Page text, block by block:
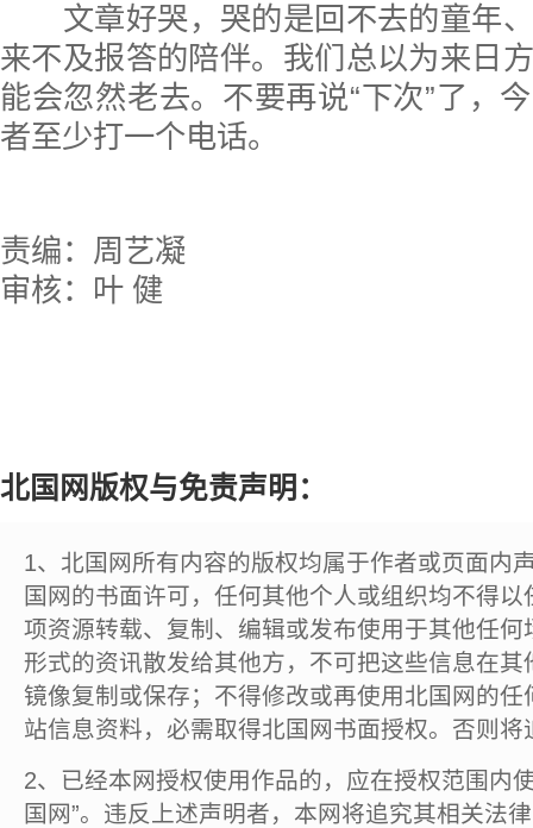
文章好哭，哭的是回不去的童年
来不及报答的陪伴。我们总以为来日
能会忽然老去。不要再说“下次”了，
者至少打一个电话。
责编：周艺凝
审核：叶 健
北国网版权与免责声明：
1、北国网所有内容的版权均属于作者或页面内
国网的书面许可，任何其他个人或组织均不得
项资源转载、复制、编辑或发布使用于其他任
形式的资讯散发给其他方，不可把这些信息在
镜像复制或保存；不得修改或再使用北国网的
站信息资料，必需取得北国网书面授权。否则将
2、已经本网授权使用作品的，应在授权范围内
国网”。违反上述声明者，本网将追究其相关法